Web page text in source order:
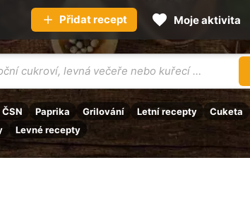
Paprika Grilování Letní recepty Cuketa
Levné recepty
Přidat recept Moje aktivita